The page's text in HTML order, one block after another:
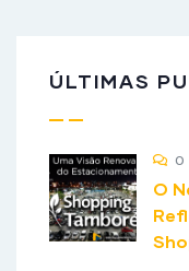
ÚLTIMAS
0
O